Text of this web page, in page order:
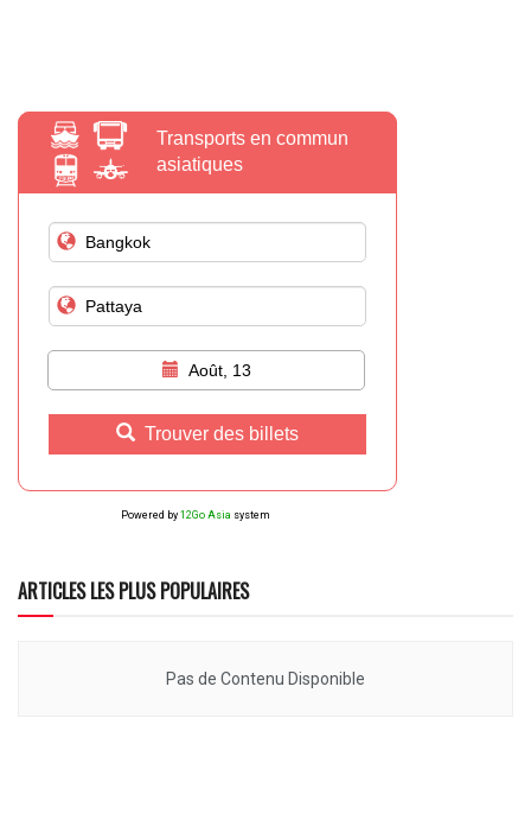
Transports en commun
asiatiques
Août, 13
Trouver des billets
Powered by 12Go Asia system
ARTICLES LES PLUS POPULAIRES
Pas de Contenu Disponible